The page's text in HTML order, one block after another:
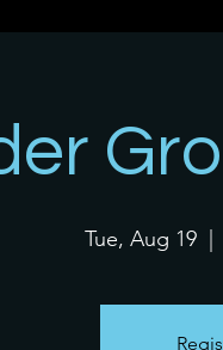
Tue, Aug 19
  |